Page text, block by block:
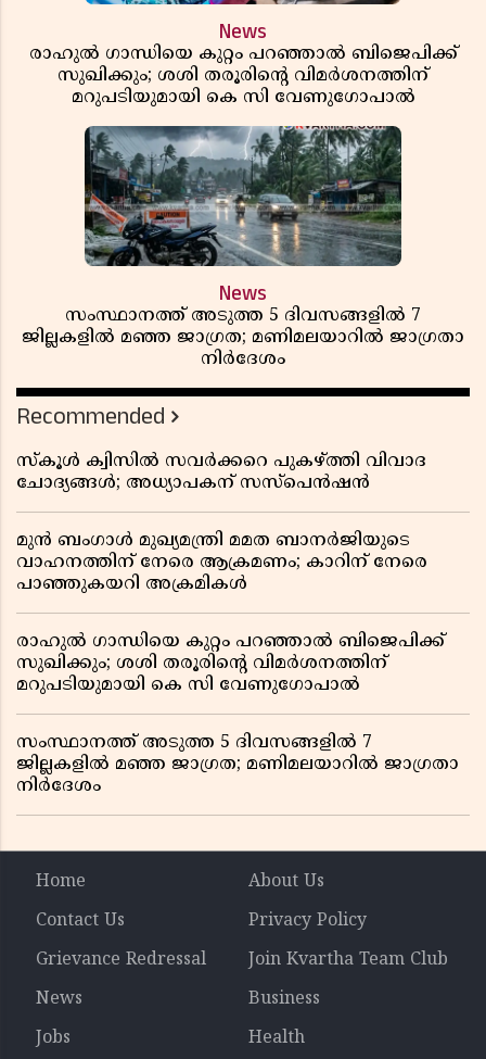
News
രാഹുൽ ഗാന്ധിയെ കുറ്റം പറഞ്ഞാൽ ബിജെപിക്ക്
സുഖിക്കും; ശശി തരൂരിന്റെ വിമർശനത്തിന്
മറുപടിയുമായി കെ സി വേണുഗോപാൽ
News
സംസ്ഥാനത്ത് അടുത്ത 5 ദിവസങ്ങളിൽ 7
ജില്ലകളിൽ മഞ്ഞ ജാഗ്രത; മണിമലയാറിൽ ജാഗ്രതാ
നിർദേശം
Recommended
സ്കൂൾ ക്വിസിൽ സവർക്കറെ പുകഴ്ത്തി വിവാദ
ചോദ്യങ്ങൾ; അധ്യാപകന് സസ്പെൻഷൻ
മുൻ ബംഗാൾ മുഖ്യമന്ത്രി മമത ബാനർജിയുടെ
വാഹനത്തിന് നേരെ ആക്രമണം; കാറിന് നേരെ
പാഞ്ഞുകയറി അക്രമികൾ
രാഹുൽ ഗാന്ധിയെ കുറ്റം പറഞ്ഞാൽ ബിജെപിക്ക്
സുഖിക്കും; ശശി തരൂരിന്റെ വിമർശനത്തിന്
മറുപടിയുമായി കെ സി വേണുഗോപാൽ
സംസ്ഥാനത്ത് അടുത്ത 5 ദിവസങ്ങളിൽ 7
ജില്ലകളിൽ മഞ്ഞ ജാഗ്രത; മണിമലയാറിൽ ജാഗ്രതാ
നിർദേശം
Home
About Us
Contact Us
Privacy Policy
Grievance Redressal
Join Kvartha Team Club
News
Business
Jobs
Health